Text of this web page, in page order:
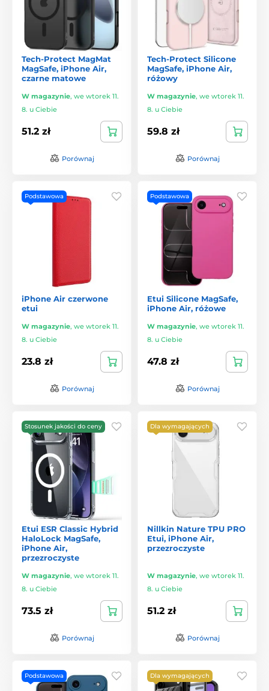
Tech-Protect MagMat
MagSafe, iPhone Air,
czarne matowe
W magazynie, we wtorek 11.
8. u Ciebie
51.2 zł
Porównaj
Tech-Protect Silicone
MagSafe, iPhone Air,
różowy
W magazynie, we wtorek 11.
8. u Ciebie
59.8 zł
Porównaj
Podstawowa
iPhone Air czerwone
etui
W magazynie, we wtorek 11.
8. u Ciebie
23.8 zł
Porównaj
Podstawowa
Etui Silicone MagSafe,
iPhone Air, różowe
W magazynie, we wtorek 11.
8. u Ciebie
47.8 zł
Porównaj
Stosunek jakości do ceny
Etui ESR Classic Hybrid
HaloLock MagSafe,
iPhone Air,
przezroczyste
W magazynie, we wtorek 11.
8. u Ciebie
73.5 zł
Porównaj
Dla wymagających
Nillkin Nature TPU PRO
Etui, iPhone Air,
przezroczyste
W magazynie, we wtorek 11.
8. u Ciebie
51.2 zł
Porównaj
Podstawowa Dla wymagających